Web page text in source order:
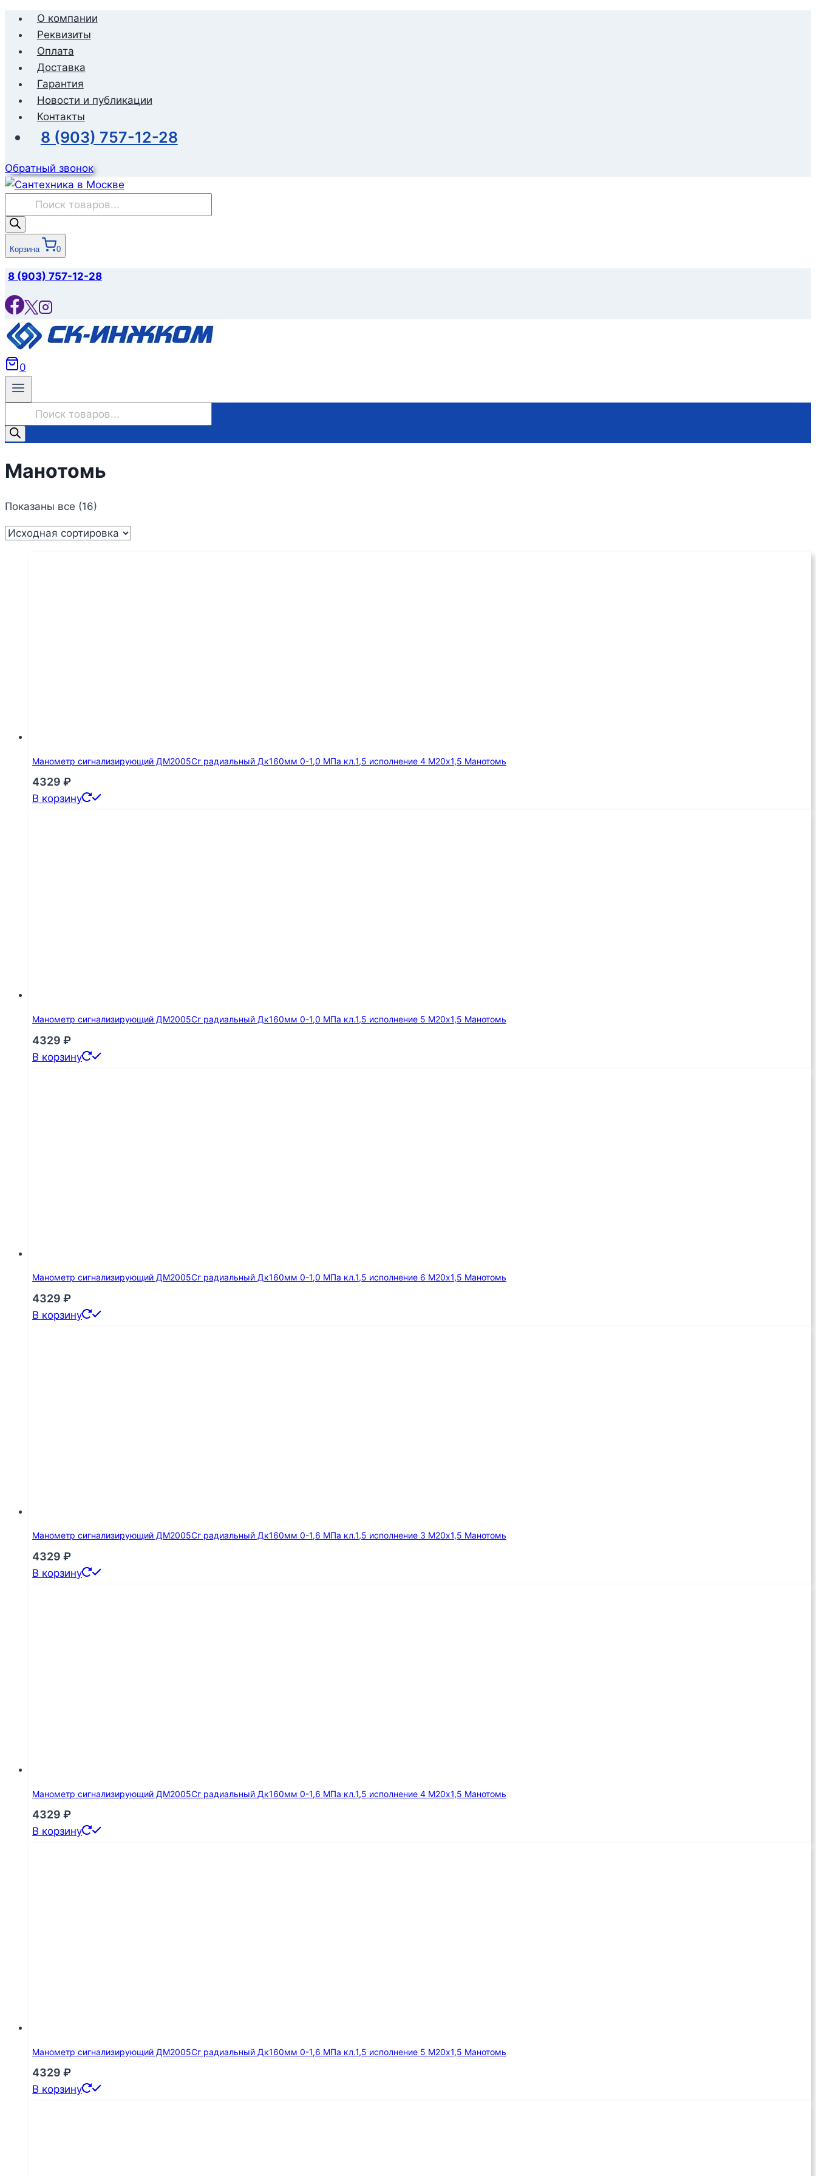
Перейти
содержимому
О компании
Реквизиты
Оплата
Доставка
Гарантия
Новости и публикации
Контакты
8 (903) 757-12-28
Обратный звонок
товаров
Корзина 0
8 (903) 757-12-28
0
товаров
Манотомь
Показаны все (16)
Манометр сигнализирующий ДМ2005Сг радиальный Дк160мм 0-1,0 МПа кл.1,5 исполнение 4 М20х1,5 Манотомь
4329 ₽
В корзину
Манометр сигнализирующий ДМ2005Сг радиальный Дк160мм 0-1,0 МПа кл.1,5 исполнение 5 М20х1,5 Манотомь
4329 ₽
В корзину
Манометр сигнализирующий ДМ2005Сг радиальный Дк160мм 0-1,0 МПа кл.1,5 исполнение 6 М20х1,5 Манотомь
4329 ₽
В корзину
Манометр сигнализирующий ДМ2005Сг радиальный Дк160мм 0-1,6 МПа кл.1,5 исполнение 3 М20х1,5 Манотомь
4329 ₽
В корзину
Манометр сигнализирующий ДМ2005Сг радиальный Дк160мм 0-1,6 МПа кл.1,5 исполнение 4 М20х1,5 Манотомь
4329 ₽
В корзину
Манометр сигнализирующий ДМ2005Сг радиальный Дк160мм 0-1,6 МПа кл.1,5 исполнение 5 М20х1,5 Манотомь
4329 ₽
В корзину